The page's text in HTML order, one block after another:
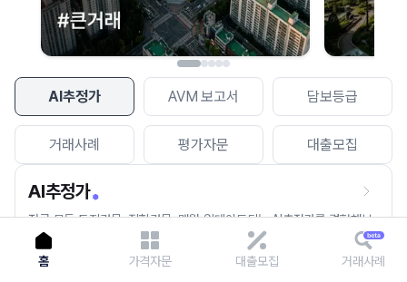
AI추정가 AVM 보고서 담보등급
거래사례 평가자문 대출모집
AI추정가
전국 모든 토지건물, 집합건물, 매월 업데이트되는 AI추정가를 경험해보
세요.
홈 가격자문 대출모집 거래사례